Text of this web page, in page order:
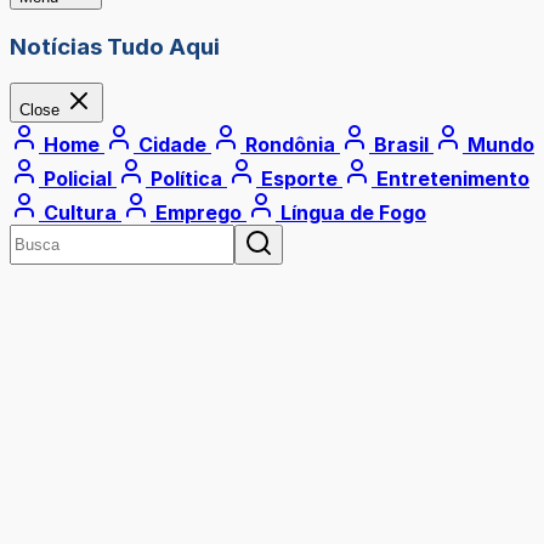
Notícias Tudo Aqui
Close
Home Cidade Rondônia Brasil
Mundo
Policial
Política Esporte
Entretenimento
Cultura
Emprego Língua de Fogo